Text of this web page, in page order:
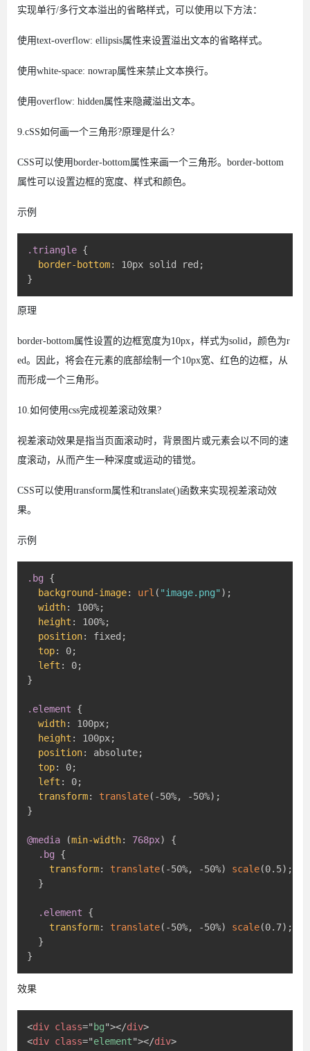
实现单行/多行文本溢出的省略样式，可以使用以下方法：
使用text-overflow: ellipsis属性来设置溢出文本的省略样式。
使用white-space: nowrap属性来禁止文本换行。
使用overflow: hidden属性来隐藏溢出文本。
9.cSS如何画一个三角形?原理是什么?
CSS可以使用border-bottom属性来画一个三角形。border-bottom
属性可以设置边框的宽度、样式和颜色。
示例
.triangle {
border-bottom: 10px solid red ;
}
原理
border-bottom属性设置的边框宽度为10px，样式为solid，颜色为r
ed。因此，将会在元素的底部绘制一个10px宽、红色的边框，从
而形成一个三角形。
10.如何使用css完成视差滚动效果?
视差滚动效果是指当页面滚动时，背景图片或元素会以不同的速
度滚动，从而产生一种深度或运动的错觉。
CSS可以使用transform属性和translate()函数来实现视差滚动效
果。
示例
.bg
{
background-image: url ( "image.png" ) ;
width: 100%;
height : 100%;
position: fixed ;
top: 0;
left : 0;
}
.element
{
width: 100px;
height : 100px;
position: absolute;
top: 0;
left : 0;
transform: translate( -50%, -50%) ;
}
@media (min-width: 768px)
{
.bg
{
transform: translate( -50%, -50%) scale(0.5) ;
}
.element
{
transform: translate( -50%, -50%) scale(0.7) ;
}
}
效果
<div class=" bg"></div>
<div class="element"></div>